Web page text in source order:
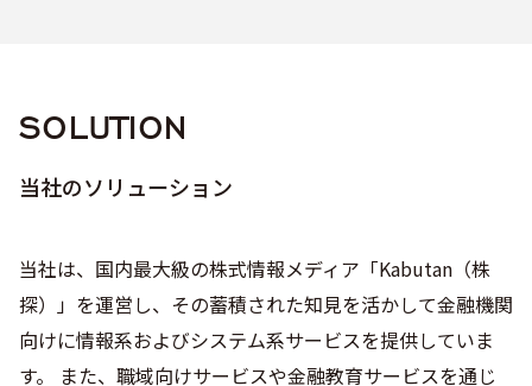
SOLUTION
当社のソリューション
当社は、国内最大級の株式情報メディア「Kabutan（株
探）」を運営し、その蓄積された知見を活かして金融機関
向けに情報系およびシステム系サービスを提供していま
す。 また、職域向けサービスや金融教育サービスを通じ